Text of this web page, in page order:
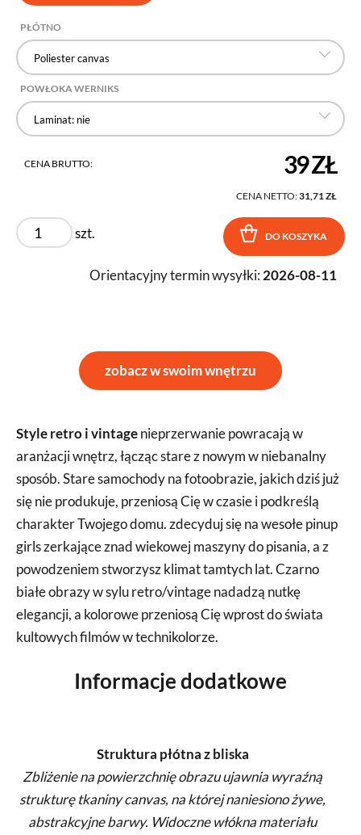
PŁÓTNO
Poliester canvas
POWŁOKA WERNIKS
Laminat: nie
CENA BRUTTO: 39 ZŁ
CENA NETTO:31,71 ZŁ
szt. DO KOSZYKA
Orientacyjny termin wysyłki: 2026-08-11
zobacz w swoim wnętrzu
Style retro i vintagenieprzerwanie powracają w
aranżacji wnętrz, łącząc stare z nowym w niebanalny
sposób. Stare samochody na fotoobrazie, jakich dziś już
się nie produkuje, przeniosą Cię w czasie i podkreślą
charakter Twojego domu. zdecyduj się na wesołe pinup
girls zerkające znad wiekowej maszyny do pisania, a z
powodzeniem stworzysz klimat tamtych lat. Czarno
białe obrazy w sylu retro/vintage nadadzą nutkę
elegancji, a kolorowe przeniosą Cię wprost do świata
kultowych filmów w technikolorze.
Informacje dodatkowe
Struktura płótna z bliska
Zbliżenie na powierzchnię obrazu ujawnia wyraźną
strukturę tkaniny canvas, na której naniesiono żywe,
abstrakcyjne barwy. Widoczne włókna materiału